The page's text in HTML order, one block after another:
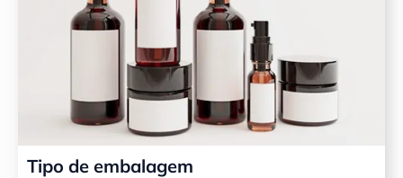
Tipo de embalagem